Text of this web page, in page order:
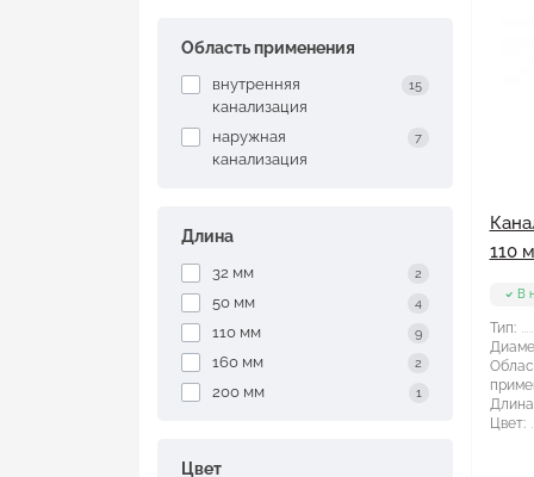
Область применения
внутренняя
канализация
15
наружная
канализация
7
Длина
32 мм 2
50 мм 4
110 мм 9
160 мм 2
200 мм 1
Цвет
110
В
Тип:
Цвет: